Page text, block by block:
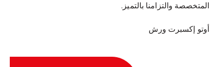
المتخصصة والتزامنا بالتميز.
أوتو إكسبرت ورش